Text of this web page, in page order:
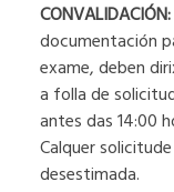
CONVALIDACIÓN:
documentación
exame, deben
a folla de
antes das 14:00
Calquer
desestimada.